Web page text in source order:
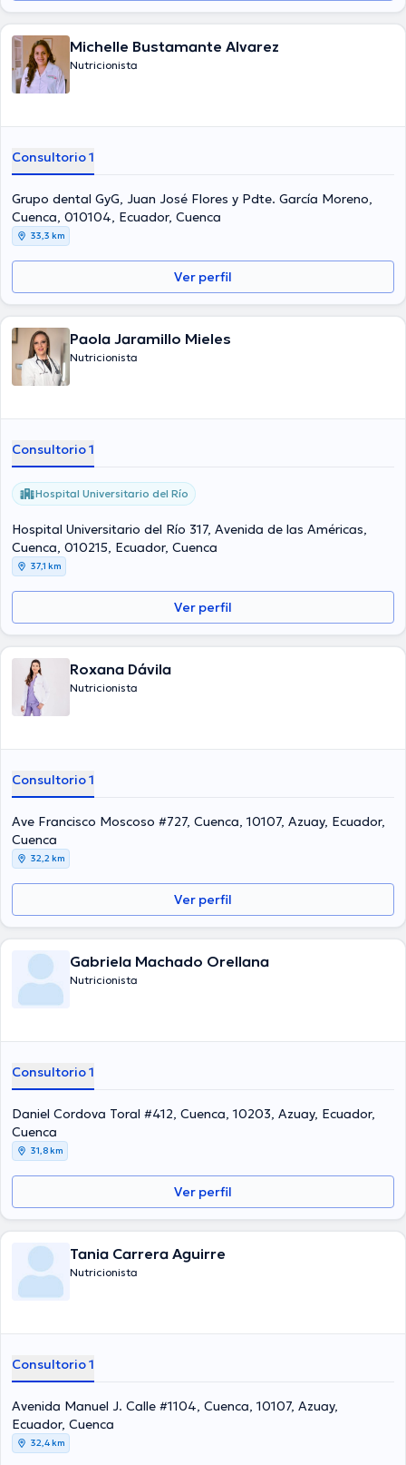
Michelle Bustamante Alvarez
Nutricionista
Consultorio 1
Grupo dental GyG, Juan José Flores y Pdte. García Moreno,
Cuenca, 010104, Ecuador, Cuenca
33,3 km
Ver perfil
Paola Jaramillo Mieles
Nutricionista
Consultorio 1
Hospital Universitario del Río
Hospital Universitario del Río 317, Avenida de las Américas,
Cuenca, 010215, Ecuador, Cuenca
37,1 km
Ver perfil
Roxana Dávila
Nutricionista
Consultorio 1
Ave Francisco Moscoso #727, Cuenca, 10107, Azuay, Ecuador,
Cuenca
32,2 km
Ver perfil
Gabriela Machado Orellana
Nutricionista
Consultorio 1
Daniel Cordova Toral #412, Cuenca, 10203, Azuay, Ecuador,
Cuenca
31,8 km
Ver perfil
Tania Carrera Aguirre
Nutricionista
Consultorio 1
Avenida Manuel J. Calle #1104, Cuenca, 10107, Azuay,
Ecuador, Cuenca
32,4 km